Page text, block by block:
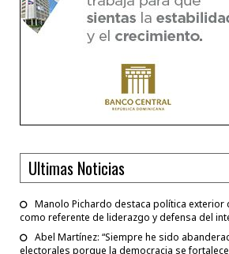
Ultimas Noticias
Manolo Pichardo destaca política exterior
como referente de liderazgo y defensa del
Abel Martínez: “Siempre he sido
electorales porque la democracia se